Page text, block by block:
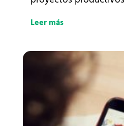
Leer más